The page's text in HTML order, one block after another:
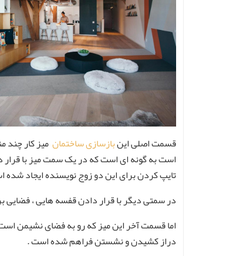
قسمت اصلی اینبازسازی ساختمانمیز کار چند
است به گونه ای است که در یک سمت میز با
تایپ کردن برای این دو زوج نویسنده ایجاد
در سمتی دیگر با قرار دادن قفسه هایی ،
اما قسمت آخر این میز که رو به فضای نشیمن
دراز کشیدن و نشستن فراهم شده است .